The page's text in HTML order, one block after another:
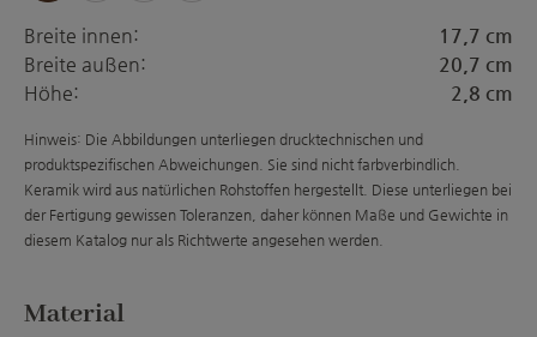
Breite innen:
17,7 cm
Breite außen:
20,7 cm
Höhe:
2,8 cm
Hinweis: Die Abbildungen unterliegen drucktechnischen und
produktspezifischen Abweichungen. Sie sind nicht farbverbindlich.
Keramik wird aus natürlichen Rohstoffen hergestellt. Diese unterliegen bei
der Fertigung gewissen Toleranzen, daher können Maße und Gewichte in
diesem Katalog nur als Richtwerte angesehen werden.
Materialauswählen